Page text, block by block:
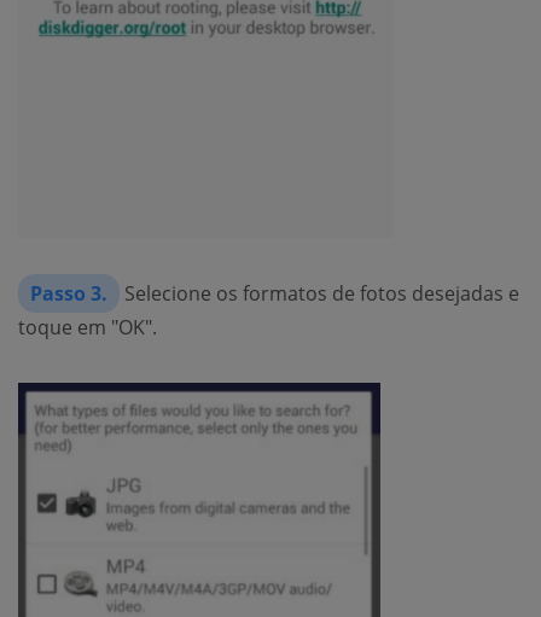
Passo 3.
Selecione os formatos de fotos desejadas e
toque em "OK".